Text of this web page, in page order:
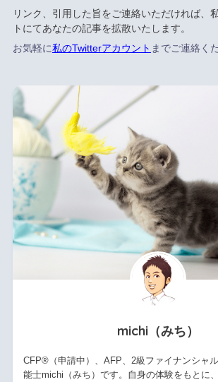
リンク、引用した旨をご連絡いただければ、
トにてあなたの記事を拡散いたします。
お気軽に私のTwitterアカウント までご連絡く
michi（みち）
CFP®（申請中）、AFP、2級ファイナンシャ
能士michi（みち）です。自身の体験をもとに